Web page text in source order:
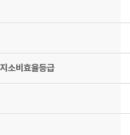
소비효율등급